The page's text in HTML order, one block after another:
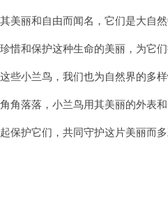
丽和自由而闻名，它们是大自然
和保护这种生命的美丽，为它们
小兰鸟，我们也为自然界的多样
落落，小兰鸟用其美丽的外表和
护它们，共同守护这片美丽而多